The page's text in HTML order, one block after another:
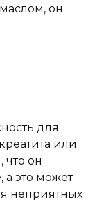
он
для
или
что он
а это может
неприятных